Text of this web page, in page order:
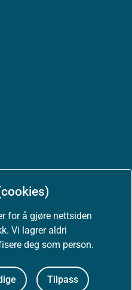
for å gjøre nettsiden
Vi lagrer aldri
deg som person.
Tilpass